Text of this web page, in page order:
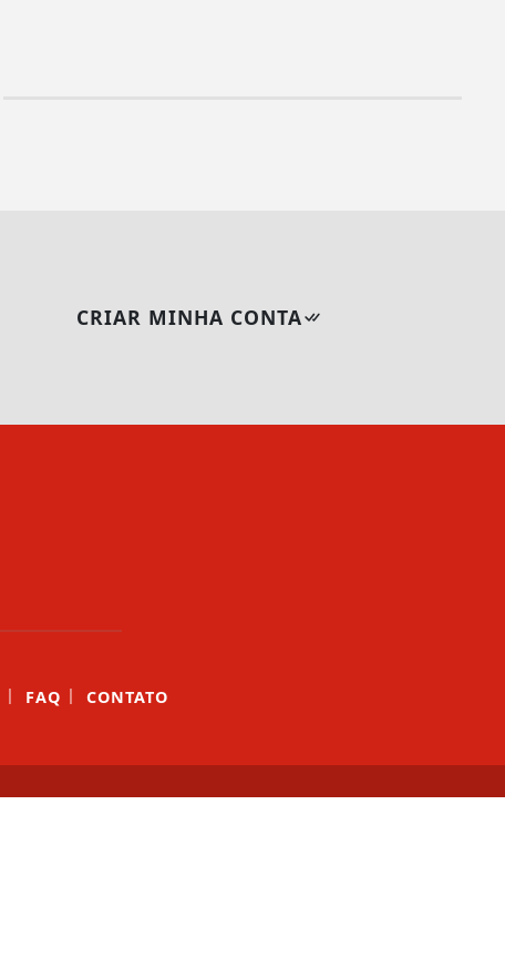
CRIAR MINHA CONTA
| FAQ | CONTATO